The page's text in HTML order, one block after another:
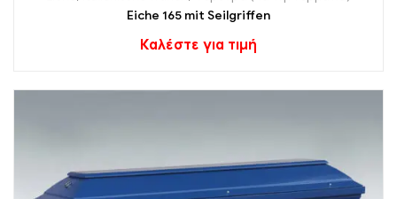
Eiche 165 mit Seilgriffen
Καλέστε για τιμή